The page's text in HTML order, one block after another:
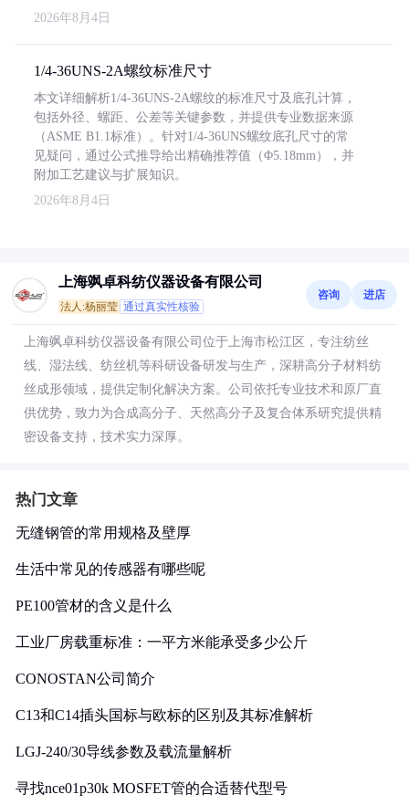
2026年8月4日
1/4-36UNS-2A螺纹标准尺寸
本文详细解析1/4-36UNS-2A螺纹的标准尺寸及底孔计算，
包括外径、螺距、公差等关键参数，并提供专业数据来源
（ASME B1.1标准）。针对1/4-36UNS螺纹底孔尺寸的常
见疑问，通过公式推导给出精确推荐值（Φ5.18mm），并
附加工艺建议与扩展知识。
2026年8月4日
上海飒卓科纺仪器设备有限公司
法人:杨丽莹 通过真实性核验
咨询 进店
上海飒卓科纺仪器设备有限公司位于上海市松江区，专注纺丝
线、湿法线、纺丝机等科研设备研发与生产，深耕高分子材料纺
丝成形领域，提供定制化解决方案。公司依托专业技术和原厂直
供优势，致力为合成高分子、天然高分子及复合体系研究提供精
密设备支持，技术实力深厚。
热门文章
无缝钢管的常用规格及壁厚
生活中常见的传感器有哪些呢
PE100管材的含义是什么
工业厂房载重标准：一平方米能承受多少公斤
CONOSTAN公司简介
C13和C14插头国标与欧标的区别及其标准解析
LGJ-240/30导线参数及载流量解析
寻找nce01p30k MOSFET管的合适替代型号